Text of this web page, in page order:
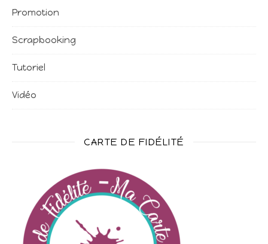
Promotion
Scrapbooking
Tutoriel
Vidéo
CARTE DE FIDÉLITÉ